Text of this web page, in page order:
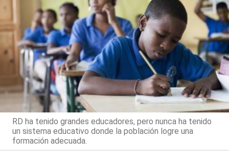
RD ha tenido grandes educadores, pero nunca ha tenido
un sistema educativo donde la población logre una
formación adecuada.